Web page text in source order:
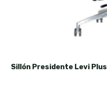
Sillón Presidente Levi Plus